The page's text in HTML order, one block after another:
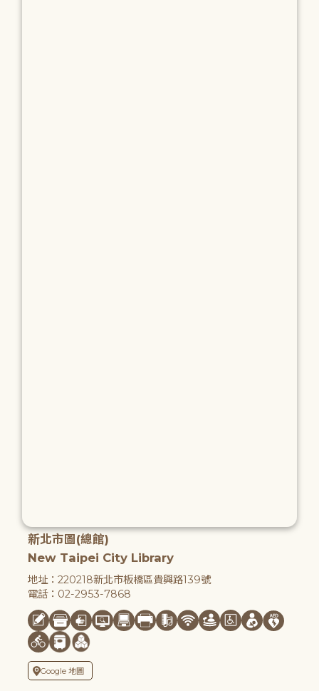
新北市圖(總館)
New Taipei City Library
地址：220218新北市板橋區貴興路139號
電話：02-2953-7868
Google 地圖